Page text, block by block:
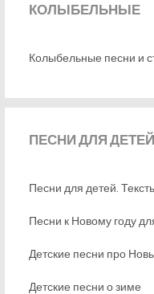
КОЛЫБЕЛЬНЫЕ
Колыбельные песни и
ПЕСНИДЛЯ ДЕТЕЙ
Песни для детей.
Песни к Новому году
Детские песни про
Детские песни о зиме